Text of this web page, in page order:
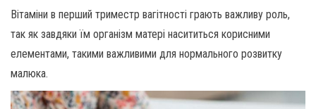
Вітаміни в перший триместр вагітності грають важливу роль,
так як завдяки їм організм матері насититься корисними
елементами, такими важливими для нормального розвитку
малюка.